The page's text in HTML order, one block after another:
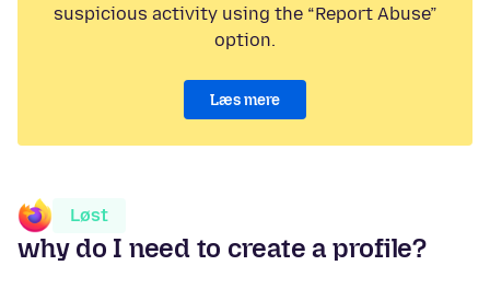
suspicious activity using the “Report Abuse”
option.
Læs mere
Løst
why do I need to create a profile?